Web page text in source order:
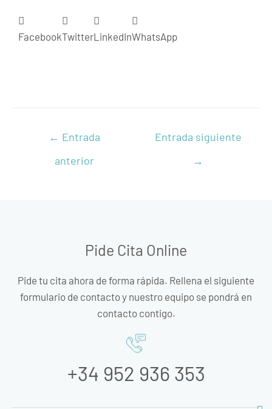
FacebookTwitterLinkedInWhatsApp
← Entrada
anterior
Entrada siguiente
→
Pide Cita Online
Pide tu cita ahora de forma rápida. Rellena el siguiente
formulario de contacto y nuestro equipo se pondrá en
contacto contigo.
+34 952 936 353